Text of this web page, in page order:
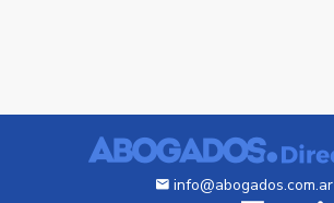
info@abogados.com.ar